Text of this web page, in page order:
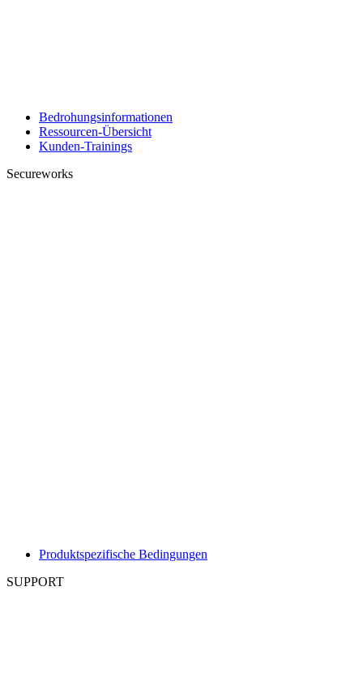
Bedrohungsinformationen
Ressourcen-Übersicht
Kunden-Trainings
Secureworks
Produktspezifische Bedingungen
SUPPORT